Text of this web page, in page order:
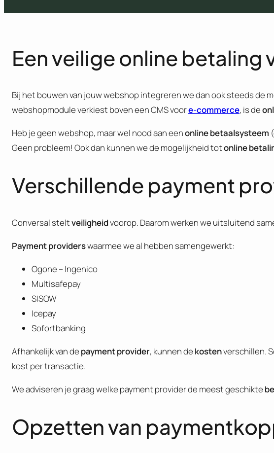
Een veilige online betaling
Bij het bouwen van jouw webshop integreren we dan ook steeds de
webshopmodule verkiest boven een CMS voore-commerce, is de
Heb je geen webshop, maar wel nood aan eenonline betaalsysteem
Geen probleem! Ook dan kunnen we de mogelijkheid totonline
Verschillende payment
Conversal steltveiligheidvoorop. Daarom werken we uitsluitend
Payment providerswaarmee we al hebben samengewerkt:
Ogone – Ingenico
Multisafepay
SISOW
Icepay
Sofortbanking
Afhankelijk van de payment provider, kunnen de kostenverschillen.
kost per transactie.
We adviseren je graag welke payment provider de meest geschikte
Opzetten van